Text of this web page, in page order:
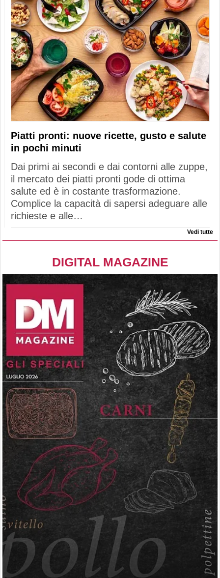
Piatti pronti: nuove ricette, gusto e salute
in pochi minuti
Dai primi ai secondi e dai contorni alle zuppe,
il mercato dei piatti pronti gode di ottima
salute ed è in costante trasformazione.
Complice la capacità di sapersi adeguare alle
richieste e alle…
Vedi tutte
DIGITAL MAGAZINE